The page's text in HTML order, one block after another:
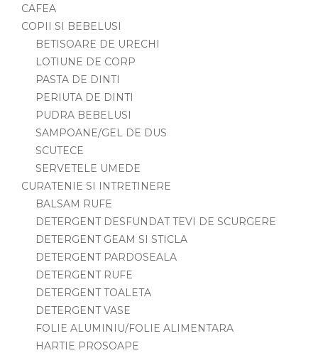
CAFEA
COPII SI BEBELUSI
BETISOARE DE URECHI
LOTIUNE DE CORP
PASTA DE DINTI
PERIUTA DE DINTI
PUDRA BEBELUSI
SAMPOANE/GEL DE DUS
SCUTECE
SERVETELE UMEDE
CURATENIE SI INTRETINERE
BALSAM RUFE
DETERGENT DESFUNDAT TEVI DE SCURGERE
DETERGENT GEAM SI STICLA
DETERGENT PARDOSEALA
DETERGENT RUFE
DETERGENT TOALETA
DETERGENT VASE
FOLIE ALUMINIU/FOLIE ALIMENTARA
HARTIE PROSOAPE